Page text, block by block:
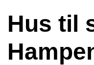
Hus til